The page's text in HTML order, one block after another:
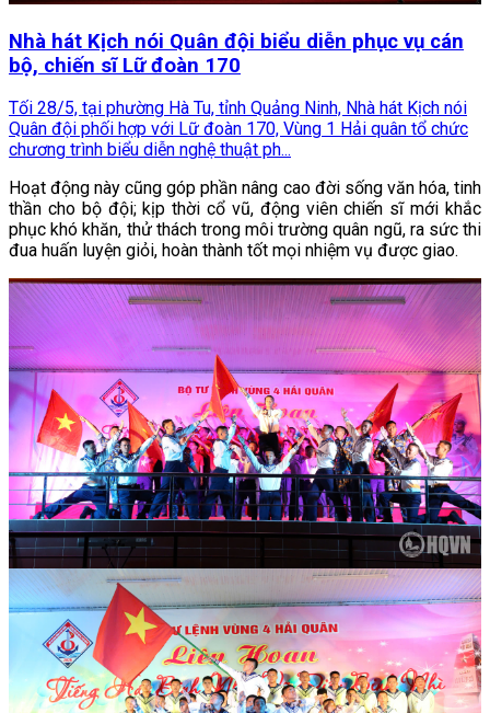
Nhà hát Kịch nói Quân đội biểu diễn phục vụ cán
bộ, chiến sĩ Lữ đoàn 170
Tối 28/5, tại phường Hà Tu, tỉnh Quảng Ninh, Nhà hát Kịch nói
Quân đội phối hợp với Lữ đoàn 170, Vùng 1 Hải quân tổ chức
chương trình biểu diễn nghệ thuật ph...
Hoạt động này cũng góp phần nâng cao đời sống văn hóa, tinh
thần cho bộ đội; kịp thời cổ vũ, động viên chiến sĩ mới khắc
phục khó khăn, thử thách trong môi trường quân ngũ, ra sức thi
đua huấn luyện giỏi, hoàn thành tốt mọi nhiệm vụ được giao.